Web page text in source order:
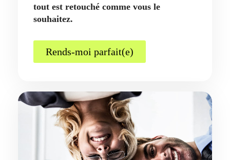
tout est retouché comme vous le
souhaitez.
Rends-moi parfait(e)